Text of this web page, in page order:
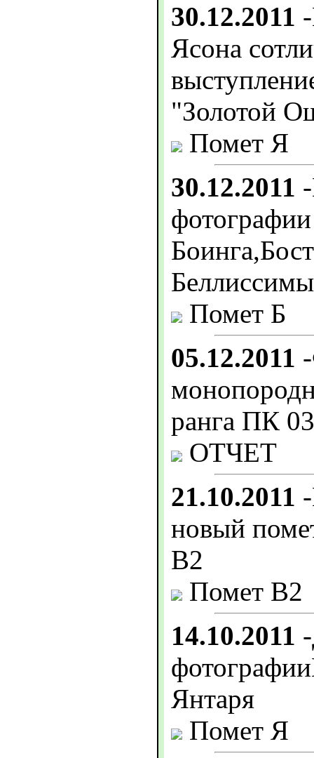
30.12.2011
Ясона
"Золотой
Помет Я
30.12.2011
Помет Б
05.12.2011
ранга ПК
ОТЧЕТ
21.10.2011
новый
В2
Помет В2
14.10.2011
Янтаря
Помет Я